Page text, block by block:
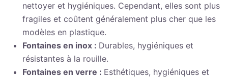
nettoyer et hygiéniques. Cependant, elles sont plus
fragiles et coûtent généralement plus cher que les
modèles en plastique.
Fontaines en inox : Durables, hygiéniques et
résistantes à la rouille.
Fontaines en verre : Esthétiques, hygiéniques et